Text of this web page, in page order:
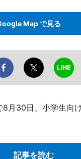
Map で見る
月30日、小学生向
記事を読む